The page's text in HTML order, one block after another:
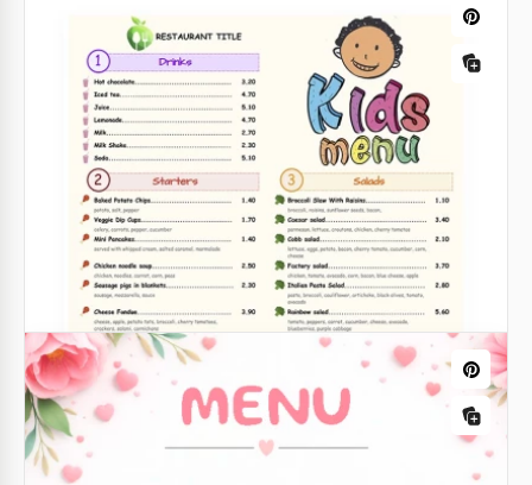
Plantilla de menú de vinos
Google Docs
Menú de Restaurante de Comida
Mexicana
¿Quieres abrir un nuevo restaurante? Utiliza nuestra
plantilla gratuita de menú de restaurante de comida
mexicana para diseñar tu menú.
Google Sheets